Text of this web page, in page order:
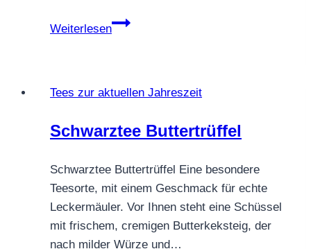
Weiterlesen
Früchtetee
Tees zur aktuellen Jahreszeit
Schwarztee Buttertrüffel
Schwarztee Buttertrüffel Eine besondere
Teesorte, mit einem Geschmack für echte
Leckermäuler. Vor Ihnen steht eine Schüssel
mit frischem, cremigen Butterkeksteig, der
nach milder Würze und…